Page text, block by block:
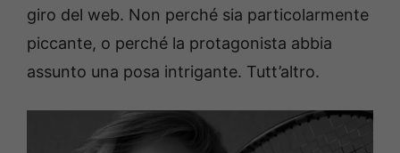
giro del web. Non perché sia particolarmente
piccante, o perché la protagonista abbia
assunto una posa intrigante. Tutt’altro.